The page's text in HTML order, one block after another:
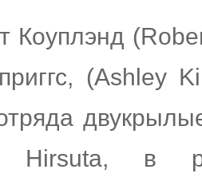
Коуплэнд
(Ashley
Hirsuta, в